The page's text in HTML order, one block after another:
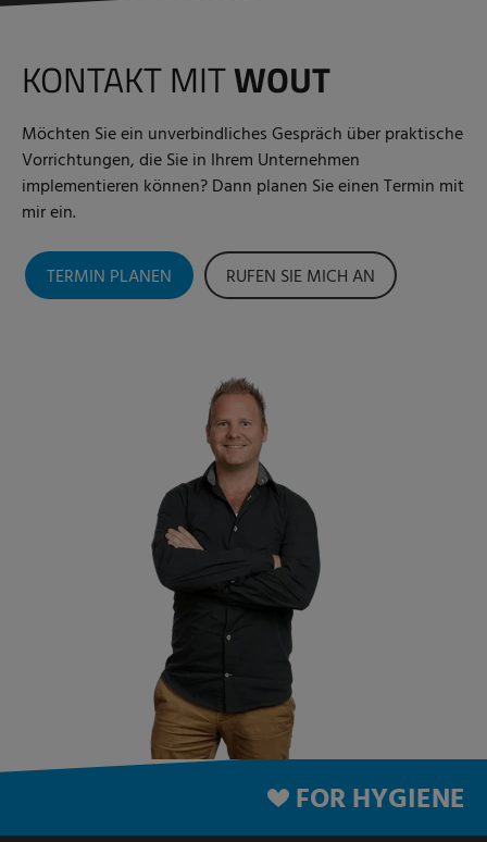
KONTAKT MITWOUT
Möchten Sie ein unverbindliches Gespräch über praktische
Vorrichtungen, die Sie in Ihrem Unternehmen
implementieren können? Dann planen Sie einen Termin mit
mir ein.
TERMIN PLANEN RUFEN SIE MICH AN
FOR HYGIENE